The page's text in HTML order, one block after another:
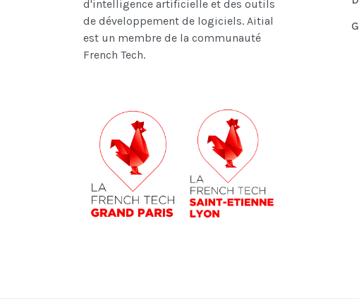
d'intelligence artificielle et des outils
de développement de logiciels. Aitial
est un membre de la communauté
French Tech.